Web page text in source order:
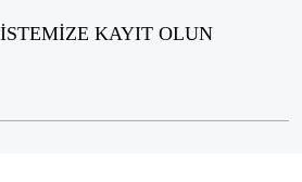
KAYIT OLUN